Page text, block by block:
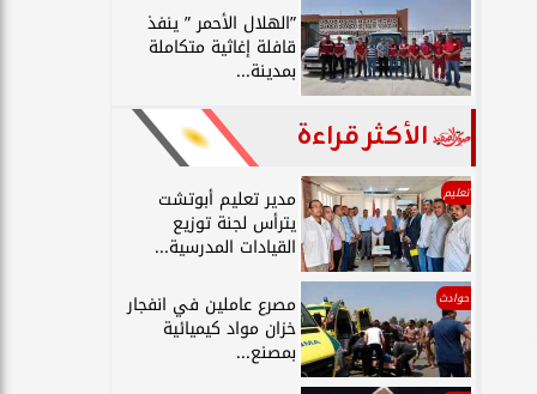
”الهلال الأحمر ” ينفذ
قافلة إغاثية متكاملة
بمدينة...
الأكثر قراءة
تعليم مدير تعليم أبوتشت
يترأس لجنة توزيع
القيادات المدرسية...
حوادث مصرع عاملين في انفجار
خزان مواد كيميائية
بمصنع...